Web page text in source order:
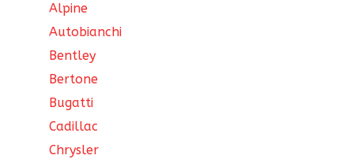
Alpine
Autobianchi
Bentley
Bertone
Bugatti
Cadillac
Chrysler